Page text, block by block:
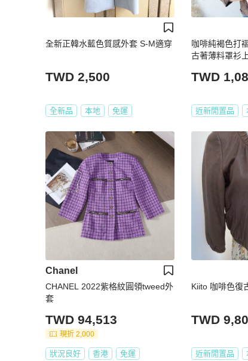
全新正韓水藍色質感外套 S-M適穿
TWD 2,500
全新品 本地 免運
咖啡純褐色打
古著薄料罩衫
TWD
近新閒置品
Chanel
CHANEL 2022紫格紋圓領tweed外
套
TWD 94,513
現折 2,000
狀況良好 香港 免運
Kiito 咖啡色復
TWD
近新閒置品